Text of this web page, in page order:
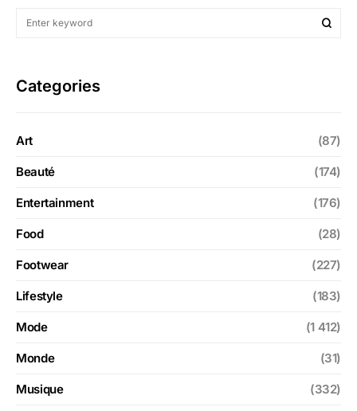
Categories
Art (87)
Beauté (174)
Entertainment (176)
Food (28)
Footwear (227)
Lifestyle (183)
Mode (1 412)
Monde (31)
Musique (332)